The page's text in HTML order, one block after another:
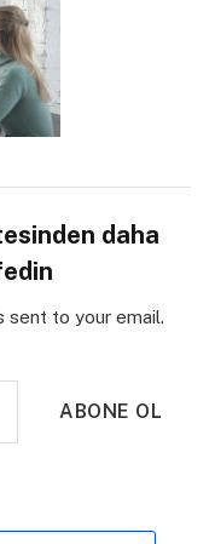
daha
to your email.
ABONE OL